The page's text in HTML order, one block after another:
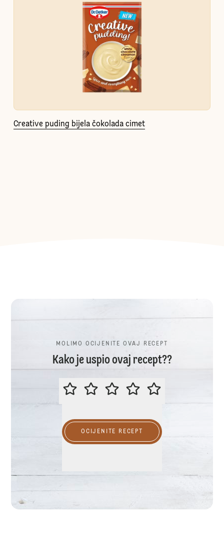
Creative puding bijela čokolada cimet
MOLIMO OCIJENITE OVAJ RECEPT
Kako je uspio ovaj recept??
MOLIMO OCIJENITE OVAJ
OCIJENITE RECEPT